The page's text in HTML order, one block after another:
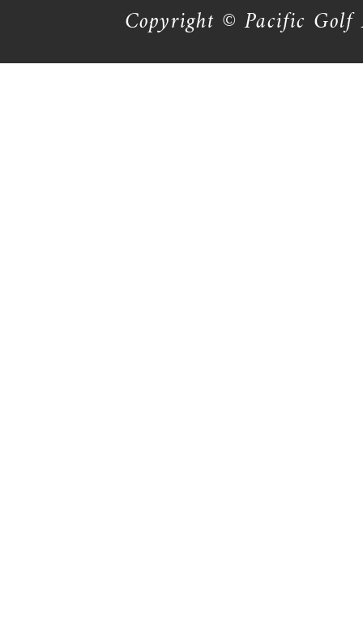
Copyright © Pacific Golf